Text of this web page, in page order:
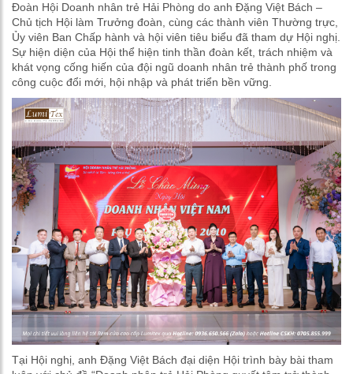
Đoàn Hội Doanh nhân trẻ Hải Phòng do anh Đặng Việt Bách –
Chủ tịch Hội làm Trưởng đoàn, cùng các thành viên Thường trực,
Ủy viên Ban Chấp hành và hội viên tiêu biểu đã tham dự Hội nghị.
Sự hiện diện của Hội thể hiện tinh thần đoàn kết, trách nhiệm và
khát vọng cống hiến của đội ngũ doanh nhân trẻ thành phố trong
công cuộc đổi mới, hội nhập và phát triển bền vững.
Tại Hội nghị, anh Đặng Việt Bách đại diện Hội trình bày bài tham